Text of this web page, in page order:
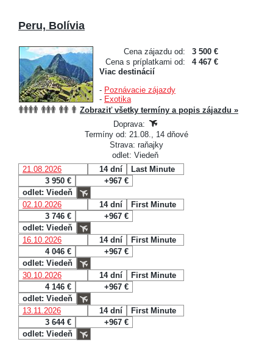
Peru, Bolívia
Cena zájazdu od:
3 500 €
Cena s príplatkami od:
4 467 €
Viac destinácií
- Poznávacie zájazdy
- Exotika
Zobraziť všetky termíny a popis zájazdu »
Doprava:
Termíny od: 21.08., 14 dňové
Strava: raňajky
odlet: Viedeň
21.08.2026
14 dní
Last Minute
3 950 €
+967 €
odlet: Viedeň
02.10.2026
14 dní
First Minute
3 746 €
+967 €
odlet: Viedeň
16.10.2026
14 dní
First Minute
4 046 €
+967 €
odlet: Viedeň
30.10.2026
14 dní
First Minute
4 146 €
+967 €
odlet: Viedeň
13.11.2026
14 dní
First Minute
3 644 €
+967 €
odlet: Viedeň